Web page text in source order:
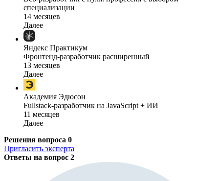
специализации
14 месяцев
Далее
Яндекс Практикум
Фронтенд-разработчик расширенный
13 месяцев
Далее
Академия Эдюсон
Fullstack-разработчик на JavaScript + ИИ
11 месяцев
Далее
Решения вопроса 0
Пригласить эксперта
Ответы на вопрос 2